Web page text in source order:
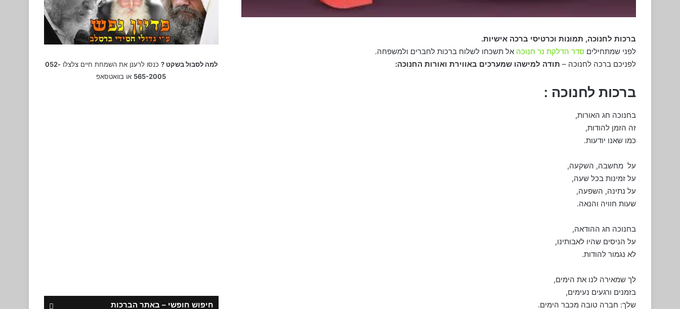
ברכות לחנוכה, תמונות וכרטיסי ברכה אישיות.
לפני שמתחילים סדר הדלקת נר חנוכה אל תשכחו לשלוח ברכות לחברים ולמשפחה.
לפניכם ברכה לחנוכה – תודה למישהו שמערכים באווירת ואורות החנוכה:
ברכות לחנוכה :
בחנוכה חג האורות,
זה הזמן להודות,
כמו שאנו יודעות.
על מחשבה, השקעה,
על זמינות בכל שעה,
על נתינה, השפעה,
שעות חוויה והנאה.
בחנוכה חג ההודאה,
על הניסים שהיו לאבותינו,
לא נגמור להודות.
לך שמאירה לנו את הימים,
בזמנים ורגעים נעימים,
שלך: חברה טובה מכבר הימים.
למה לסבול בשקט ? כנסו לרענן את השמחת חיים צלצלו 052-
565-2005 או בוואטסאפ
חיפוש חופשי – באתר הברכות